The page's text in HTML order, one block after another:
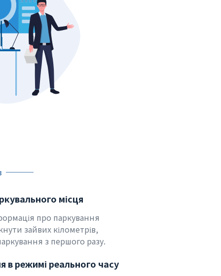
місця
про паркування
зайвих кілометрів,
з першого разу.
в режимі реального часу